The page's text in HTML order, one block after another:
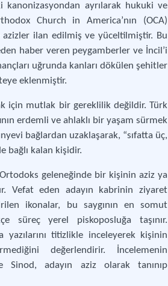
kanonizasyondan ayrılarak hukuki ve
Church in America’nın (OCA)
azizler ilan edilmiş ve yüceltilmiştir. Bu
haber veren peygamberler ve İncil’i
uğrunda kanları dökülen şehitler
eklenmiştir.
için mutlak bir gereklilik değildir. Türk
erdemli ve ahlaklı bir yaşam sürmek
bağlardan uzaklaşarak, “sıfatta üç,
bağlı kalan kişidir.
Ortodoks geleneğinde bir kişinin aziz ya
Vefat eden adayın kabrinin ziyaret
ikonalar, bu saygının en somut
süreç yerel piskoposluğa taşınır.
yazılarını titizlikle inceleyerek kişinin
değerlendirir. İncelemenin
Sinod, adayın aziz olarak tanınıp